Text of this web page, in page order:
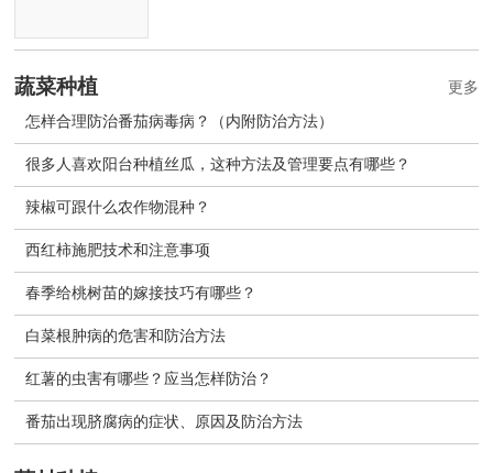
蔬菜种植
怎样合理防治番茄病毒病？（内附防治方法）
很多人喜欢阳台种植丝瓜，这种方法及管理要点有哪些？
辣椒可跟什么农作物混种？
西红柿施肥技术和注意事项
春季给桃树苗的嫁接技巧有哪些？
白菜根肿病的危害和防治方法
红薯的虫害有哪些？应当怎样防治？
番茄出现脐腐病的症状、原因及防治方法
更多